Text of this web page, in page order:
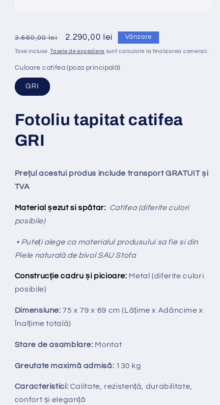
Preț
obișnuit
3.660,00 lei
Preț
redus
2.290,00 lei Vânzare
Taxe incluse.Taxele de expediere sunt calculate la finalizarea comenzii.
Culoare catifea (poza principală)
GRI
Fotoliu tapitat catifea
GRI
Prețul acestui produs include transport GRATUIT și
TVA
Material șezut si spătar: Catifea (diferite culori
posibile)
• Puteți alege ca materialul produsului sa fie si din
Piele naturală de bivol SAU Stofa
Construcție cadru și picioare: Metal (diferite culori
posibile)
Dimensiune: 75 x 79 x 69 cm(Lățime x Adâncime x
Înalțime totală)
Stare de asamblare: Montat
Greutate maximă admisă: 130 kg
Caracteristici: Calitate, rezistență, durabilitate,
confort și eleganță